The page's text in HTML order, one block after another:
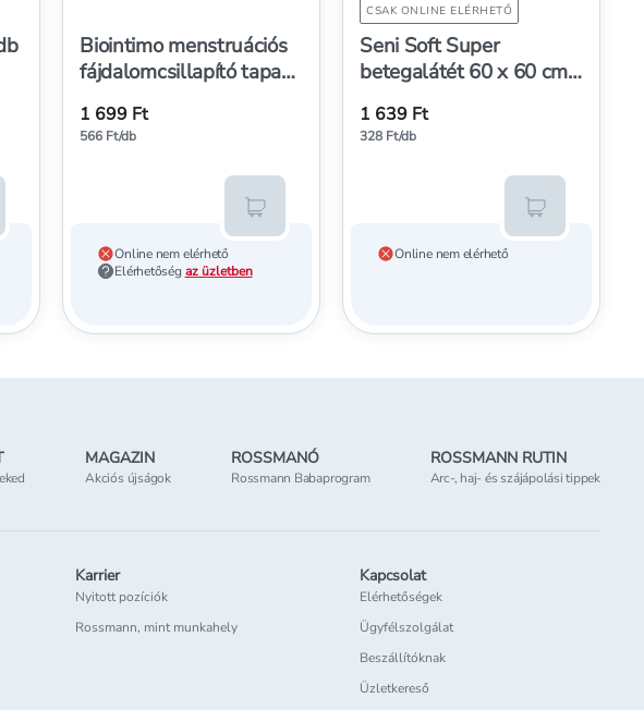
teszem
Biointimo menstruációs
fájdalomcsillapító tapasz
1 699 Ft
566 Ft/db
Online nem elérhető
Elérhetőség az üzletben
Kosárba teszem
CSAK ONLINE ELÉRHETŐ
Seni Soft Super
betegalátét 60 x 60 cm -
1 639 Ft
328 Ft/db
Online nem elérhető
Kosárba
MAGAZIN
Akciós újságok
ROSSMANÓ
Rossmann Babaprogram
ROSSMANN RUTIN
Arc-, haj- és szájápolási tippek
Karrier
Nyitott pozíciók
Rossmann, mint munkahely
Kapcsolat
Elérhetőségek
Ügyfélszolgálat
Beszállítóknak
Üzletkereső